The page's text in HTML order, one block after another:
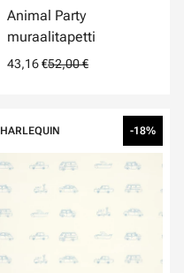
Animal Party
muraalitapetti
43,16 €52,00 €
HARLEQUIN -18%